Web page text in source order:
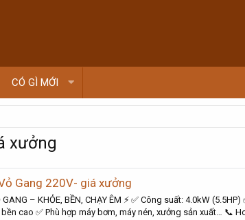
CÓ GÌ MỚI
xưởng
Gang 220V- giá xưởng
GANG – KHỎE, BỀN, CHẠY ÊM ⚡ ✅ Công suất: 4.0kW
cao ✅ Phù hợp máy bơm, máy nén, xưởng sản xuất… 📞